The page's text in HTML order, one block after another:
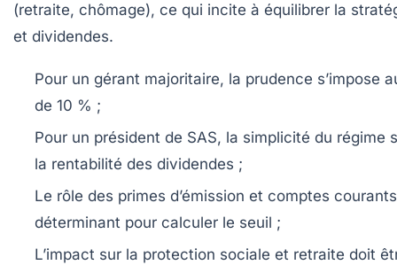
(retraite, chômage), ce qui incite à équilibrer la
et dividendes.
Pour un gérant majoritaire, la prudence s’impose
de 10 % ;
Pour un président de SAS, la simplicité du régime
la rentabilité des dividendes ;
Le rôle des primes d’émission et comptes
déterminant pour calculer le seuil ;
L’impact sur la protection sociale et retraite doit